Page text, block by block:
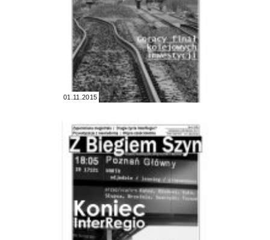
01.11.2015